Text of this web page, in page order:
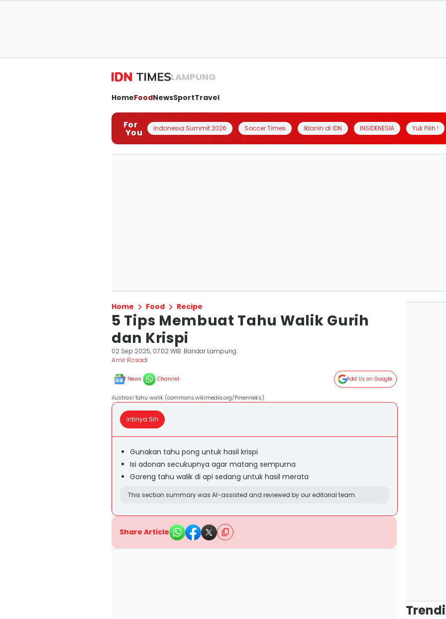
LAMPUNG
HomeFoodNewsSportTravel
For
You Indonesia Summit 2026 Soccer Times Iklanin di IDN INSIDENESIA Yuk Pilih !
Home Food Recipe
5 Tips Membuat Tahu Walik Gurih
dan Krispi
02 Sep 2025, 07:02 WIB Bandar Lampung
Amir Rosadi
News Channel Add Us on Google
ilustrasi tahu walik (commons.wikimedia.org/Pinerineks)
Intinya Sih
Gunakan tahu pong untuk hasil krispi
Isi adonan secukupnya agar matang sempurna
Goreng tahu walik di api sedang untuk hasil merata
This section summary was AI-assisted and reviewed by our editorial team.
Share Article